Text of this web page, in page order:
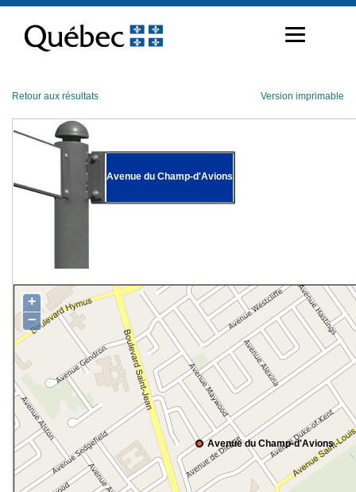
contenu
Retour aux résultats Version imprimable
Avenue du Champ-d'Avions
Avenue du Champ-d'Avions
+
−